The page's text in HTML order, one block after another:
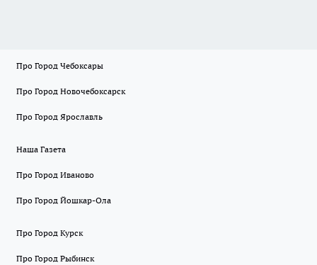
Про Город Чебоксары
Про Город Новочебоксарск
Про Город Ярославль
Наша Газета
Про Город Иваново
Про Город Йошкар-Ола
Про Город Курск
Про Город Рыбинск